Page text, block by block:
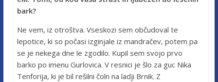
bark?
Ne vem, iz otroštva. Vseskozi sem občudoval te
lepotice, ki so počasi izginjale iz mandračev, potem pa
se je nekega dne le zgodilo. Kupil sem svojo prvo
barko po imenu Gurlovica. V resnici je šlo za guc Nika
Tenforija, ki je bil rešilni čoln na ladji Brnik. Z